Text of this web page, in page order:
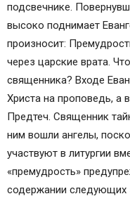
подсвечнике.
высоко поднимает
произносит:
через царские врата.
священника? Входе
Христа на проповедь, а
Предтеч. Священник
ним вошли ангелы,
участвуют в литургии
«премудрость»
содержании следующих